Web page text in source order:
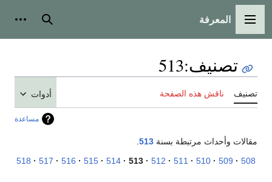
القائمة الرئيسية
المعرفة بحث
تصنيف:
513
تصنيف ناقش هذه الصفحة أدوات
مساعدة
مقالات وأحداث مرتبطة بسنة 513
508
509
510
511
512
513
514
515
516
517
518